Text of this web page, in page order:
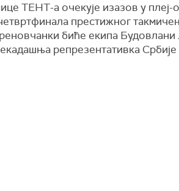
ТЕНТ-а очекује изазов у плеј-
престижног
биће екипа
репрезентативка